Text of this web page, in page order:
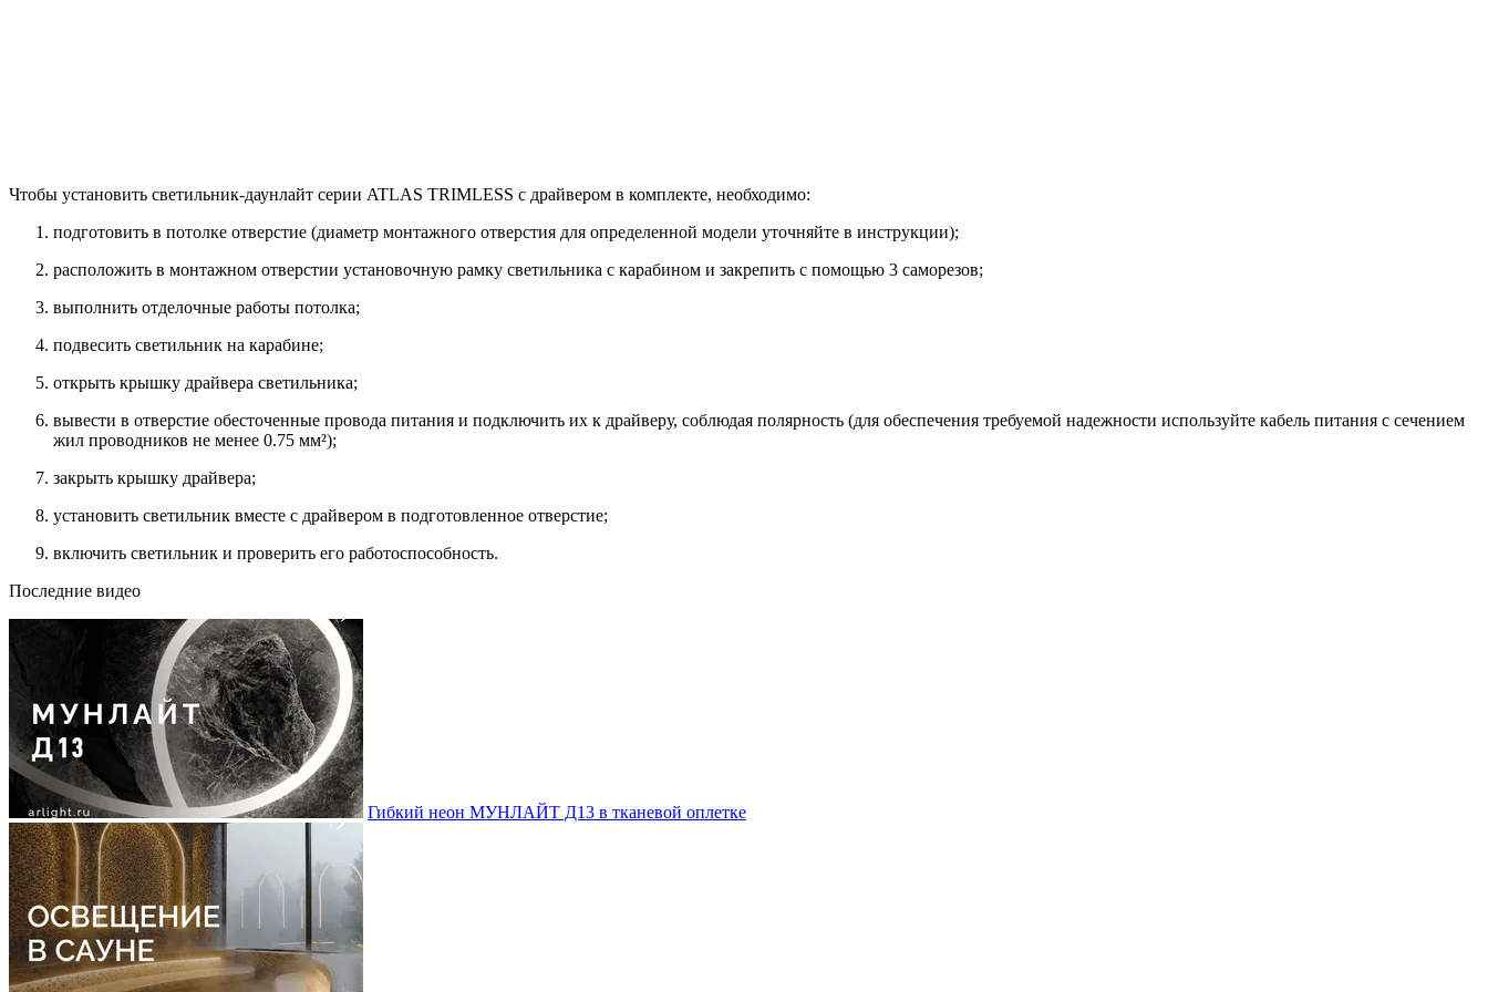
Чтобы установить светильник-даунлайт серии ATLAS TRIMLESS с драйвером в комплекте, необходимо:
подготовить в потолке отверстие (диаметр монтажного отверстия для определенной модели уточняйте в инструкции);
расположить в монтажном отверстии установочную рамку светильника с карабином и закрепить с помощью 3 саморезов;
выполнить отделочные работы потолка;
подвесить светильник на карабине;
открыть крышку драйвера светильника;
вывести в отверстие обесточенные провода питания и подключить их к драйверу, соблюдая полярность (для обеспечения требуемой надежности используйте кабель питания с сечением
жил проводников не менее 0.75 мм²);
закрыть крышку драйвера;
установить светильник вместе с драйвером в подготовленное отверстие;
включить светильник и проверить его работоспособность.
Последние видео
Гибкий неон МУНЛАЙТ Д13 в тканевой оплетке